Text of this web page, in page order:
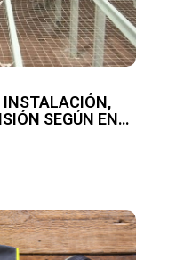
INSTALACIÓN,
SEGÚN EN